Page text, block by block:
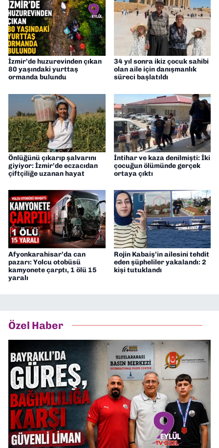
İzmir’de huzurevinden çıkan
80 yaşındaki yurttaş
ormanda bulundu
34 yıl sonra ikiz çocuk sahibi
olan aile için danışmanlık
süreci başlatıldı
Önlüğünü çıkarıp şalvarını
giyiyor: İzmir’de eczacıdan
çiftçiliğe uzanan hayat
İntihar ve kaza denilmişti: İki
çocuğun ölümünde gerçek
ortaya çıktı
Afyonkarahisar’da can
pazarı: Yolcu otobüsü
kamyonete çarptı, 1 ölü 15
yaralı
Rojin Kabaiş’in ailesini tehdit
eden şüpheliler yakalandı: 2
kişi tutuklandı
Özel Haber